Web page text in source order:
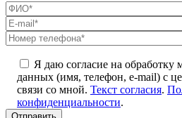
Я даю согласие на обработку
данных (имя, телефон, e-mail) с
связи со мной. Текст согласия.
конфиденциальности.